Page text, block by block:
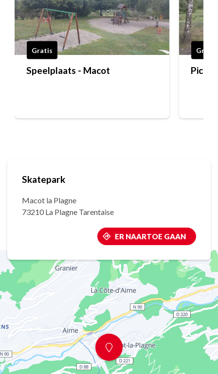
Gratis
Speelplaats - Macot
Gratis
Skatepark
Macot la Plagne
73210 La Plagne Tarentaise
ER NAARTOE GAAN